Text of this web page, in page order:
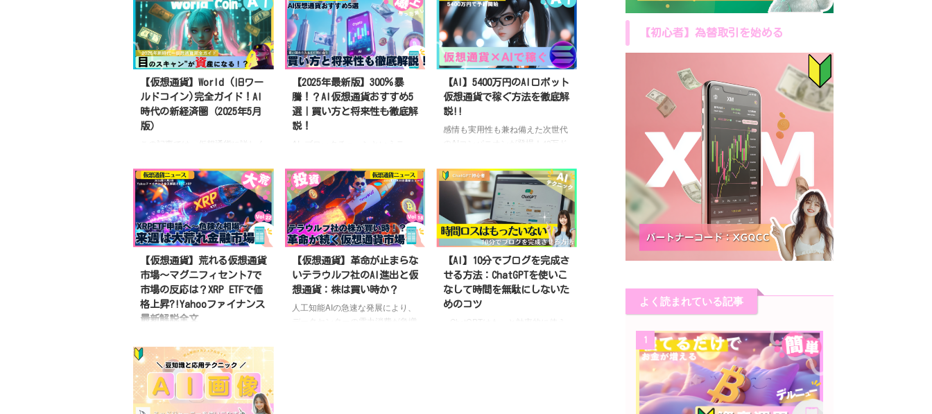
まで読んでほしい。なぜなら金ち
ゃんは、その"出遅れた"と言われ
ているARMやその取引を支えてい
るIBKR取引所の株を去年から買
い煽っていて上がっているの。そ
れでも今なお「まだ上がる」と本
気で見ているのよ。チャートを見
た多くの人は「もう天井、乗り遅
れた」で片付ける。でも私の見方
は、真逆。本当の価値に、あなた
会社でも、AIで一番有 ...
市場では、その見方が大きく変わ
り始めています。 実際に
Anthropic社のミトスのような強力
なAIが、銀行・取引所・ウォレッ
ト・ETF・カストディ会社など、
金融インフラの弱点を見つけ、自
発的に攻撃を可能にすることが確
認されました。それを受けて、
Anthropicはミトスを公開しない異
例の事態にまで発展しました
ないのか、そしてビットコ ...
ここ数年、AIという言葉を聞かな
い日はない。 でも、ぶっちゃけ
多くの人が見落としている点があ
る。 それは、AIは「頭脳」だけで
は動かないということ。 AIには、
巨大な電力、膨大なGPU、冷却設
備、そして超大型データセンター
が必要だ。 つまり── AI時代の本
当の戦場は“インフラ”にある。こ
の記事を最後まで読むと、最新の
な人にシェアして、繰り返し読み
...
【仮想通貨】World (旧ワー
ルドコイン)完全ガイド！AI
時代の新経済圏（2025年5月
版）
この記事では、仮想通貨に詳しく
う、Worldプロジェクトの基本概
念から、Worldcoin(WLD)トークン
の投資価値、そして2025年5月時
点の最新動向までを徹底解説しま
す
World（旧ワールドコイン）
とは？AI時代の「人間証明」シス
テム 最近、仮想通貨まわりのニ
ュースってほんと目まぐるしいで
すよね。そんな中でも、今とくに
注目されているのが「World（旧
ワールドコイン）」と、そのトー
クン「Worldcoin（WLD）」で
げ ...
【2025年最新版】300％暴
騰！？AI仮想通貨おすすめ5
選｜買い方と将来性も徹底解
説！
AI×ブロックチェーンというテー
の“本命”になる──。 その中でも
注目を集めているのが、Render
Network（RNDR）と
Fetch.ai（FET）の2銘柄です。
2023年から2024年にかけて、すで
に300%以上の価格上昇を記録し
たこの2つのプロジェクト。 なぜ
ここまで市場の期待を集めている
のか？本記事ではその背景と将来
性を深掘りしていきます
なぜ
今「AIコイン」なのか？ 2024年後
【AI】5400万円のAIロボット
仮想通貨で稼ぐ方法を徹底解
説!!
感情も実用性も兼ね備えた次世代
のAIコンパニオンが登場！42万ド
を深め、日々の生産性を革命的に
向上させる。その可能性とは？本
記事では私たちの世界を変えるAI
にどのように投資をしたら稼げる
のかを解説していきますので、是
非最後までお読みください
AI
時代の革命—ElizaOSが生産性パ
ートナーとなる未来を開く 人工
知能の進化が日々加速する中、新
たな画期的製品が誕生しました。
それが、ElizaOSを搭載したヒュ
ーマノイドAIコンパニオン「Eli ...
【仮想通貨】荒れる仮想通貨
市場〜マグニフィセント7で
市場の反応は？XRP ETFで価
格上昇?!Yahooファイナンス
最新解説全文
ETFの承認競争、そしてテック大
手の動きが絡み合う複雑なシナリ
オの背景に見え隠れする政治と経
済の影響を、最新のニュースを交
えながら初心者にでも分かりやす
【仮想通貨】革命が止まらな
いテラウルフ社のAI進出と仮
想通貨：株は買い時か？
人工知能AIの急速な発展により、
データセンターの電力消費が急増
【AI】10分でブログを完成さ
せる方法：ChatGPTを使いこ
なして時間を無駄にしないた
めのコツ
ChatGPTはもっと効率的に使え
【初心者】為替取引を始める
よく読まれている記事
1